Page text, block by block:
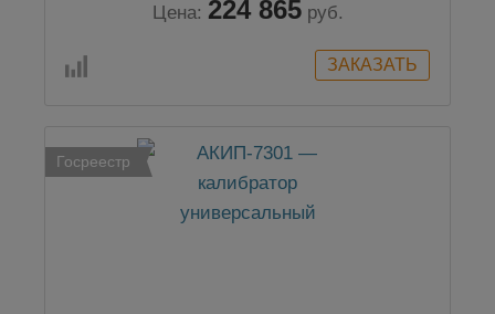
Цена: 224 865 руб.
Госреестр